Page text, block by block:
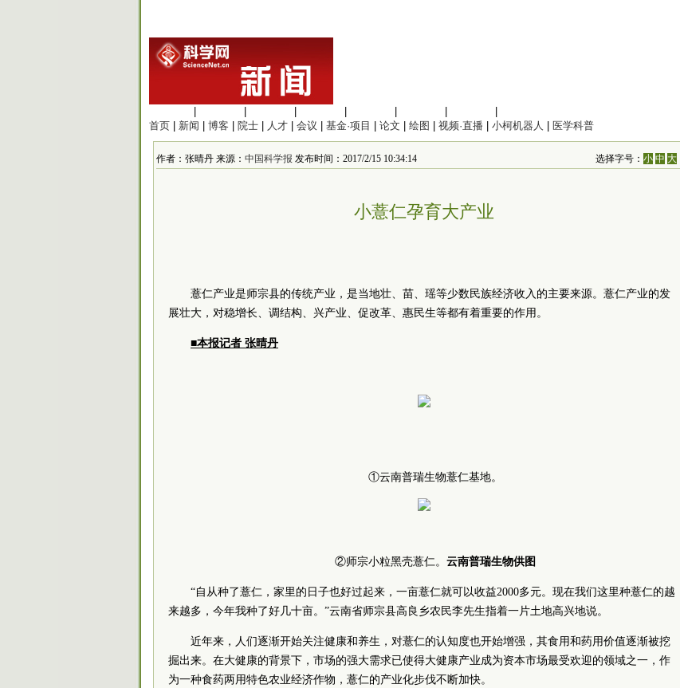
首页
新闻 博客 院士 人才 会议 基金·项目 论文 绘图 视频·直播 小柯机器人 医学科普
作者：张晴丹 来源： 中国科学报 发布时间：2017/2/15 10:34:14 选择字号：小 中 大
小薏仁孕育大产业
薏仁产业是师宗县的传统产业，是当地壮、苗、瑶等少数民族经济收入的主要来源。薏仁产业的发
展壮大，对稳增长、调结构、兴产业、促改革、惠民生等都有着重要的作用。
■本报记者 张晴丹
①云南普瑞生物薏仁基地。
②师宗小粒黑壳薏仁。 云南普瑞生物供图
“自从种了薏仁，家里的日子也好过起来，一亩薏仁就可以收益2000多元。现在我们这里种薏仁的越
来越多，今年我种了好几十亩。”云南省师宗县高良乡农民李先生指着一片土地高兴地说。
近年来，人们逐渐开始关注健康和养生，对薏仁的认知度也开始增强，其食用和药用价值逐渐被挖
掘出来。在大健康的背景下，市场的强大需求已使得大健康产业成为资本市场最受欢迎的领域之一，作
为一种食药两用特色农业经济作物，薏仁的产业化步伐不断加快。